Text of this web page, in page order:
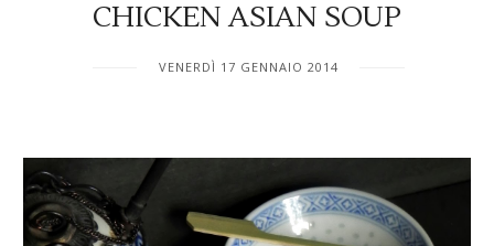
CHICKEN ASIAN SOUP
VENERDÌ 17 GENNAIO 2014